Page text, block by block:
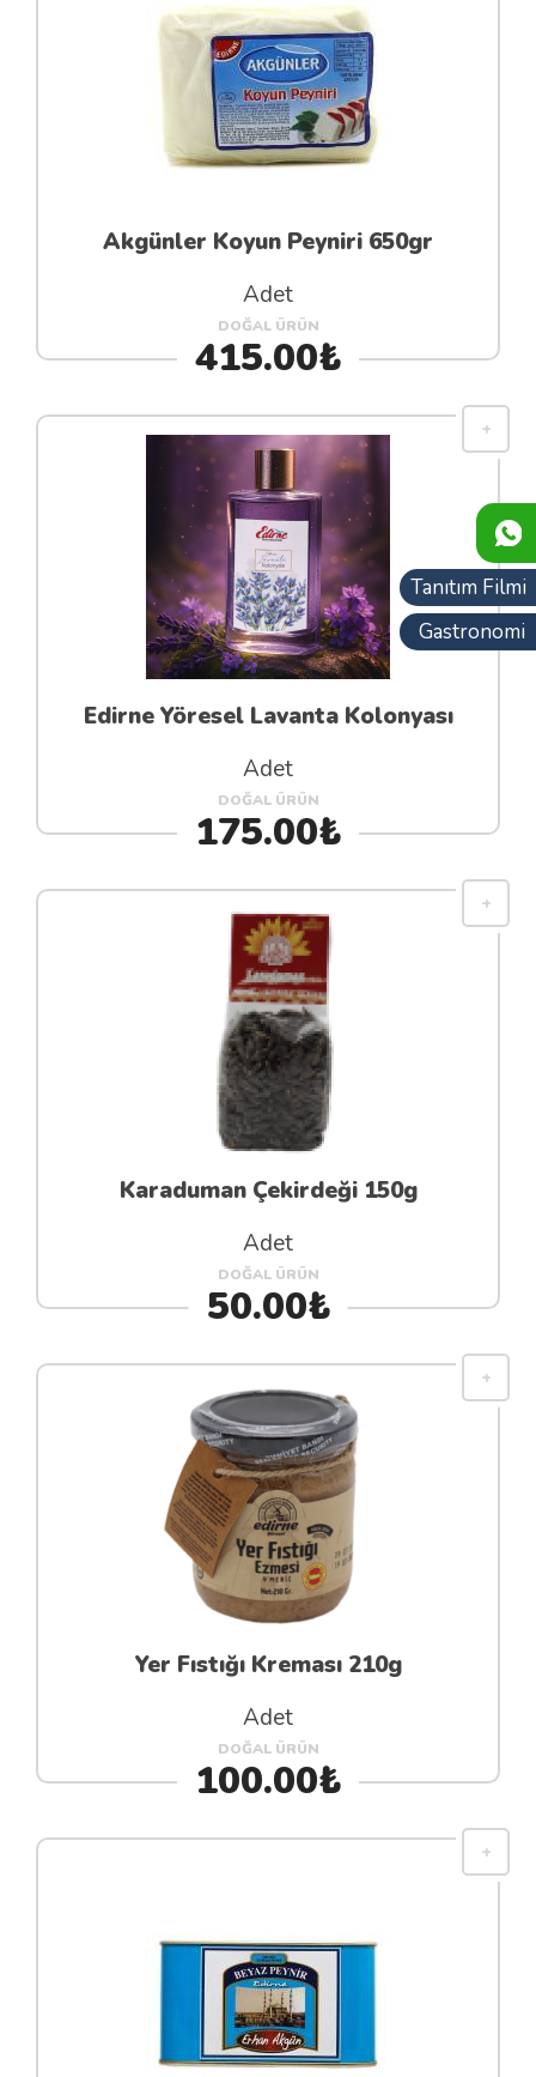
Akgünler Koyun Peyniri 650gr
Adet
DOĞAL ÜRÜN
415.00₺
Edirne Yöresel Lavanta Kolonyası
Adet
DOĞAL ÜRÜN
175.00₺
Karaduman Çekirdeği 150g
Adet
DOĞAL ÜRÜN
50.00₺
Yer Fıstığı Kreması 210g
Adet
DOĞAL ÜRÜN
100.00₺
Tanıtım Filmi
Gastronomi